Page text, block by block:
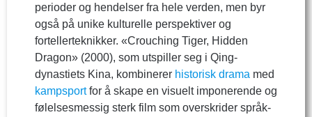
perioder og hendelser fra hele verden, men byr
også på unike kulturelle perspektiver og
fortellerteknikker. «Crouching Tiger, Hidden
Dragon» (2000), som utspiller seg i Qing-
dynastiets Kina, kombinerer historisk drama med
kampsportfor å skape en visuelt imponerende og
følelsesmessig sterk film som overskrider språk-